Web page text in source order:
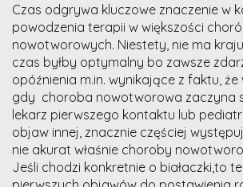
Czas odgrywa kluczowe znaczenie w
powodzenia terapii w większości
nowotworowych. Niestety, nie ma
czas byłby optymalny bo zawsze
opóźnienia m.in. wynikające z faktu, że
gdy choroba nowotworowa zaczyna
lekarz pierwszego kontaktu lub
objaw innej, znacznie częściej
nie akurat właśnie choroby
Jeśli chodzi konkretnie o białaczki,to